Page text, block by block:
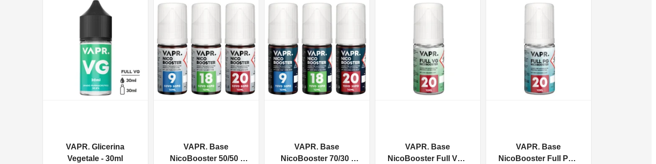
VAPR. Glicerina
Vegetale - 30ml
VAPR. Base
NicoBooster 50/50 -
VAPR. Base
NicoBooster 70/30 -
VAPR. Base
NicoBooster Full VG -
VAPR. Base
NicoBooster Full PG -